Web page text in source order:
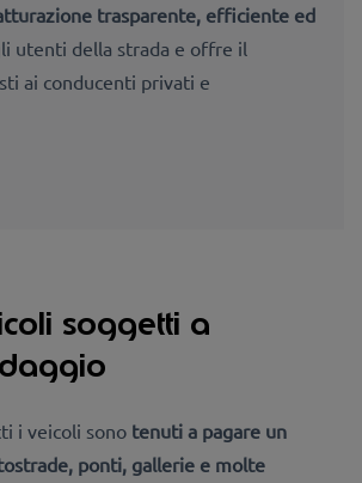
trasparente, efficiente ed
utenti della strada e offre il
ai conducenti privati e
soggetti a
i veicoli sono tenuti a pagare un
ponti, gallerie e molte